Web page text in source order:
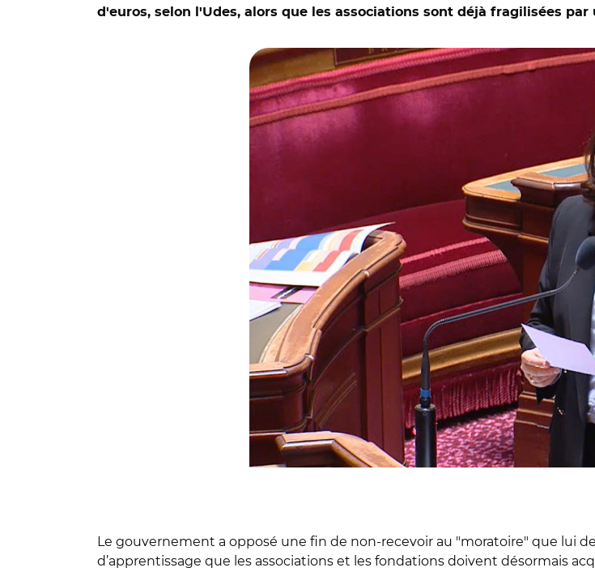
d'euros, selon l'Udes, alors que les associations sont déjà fragilisées
Le gouvernement a opposé une fin de non-recevoir au "moratoire" que lui
d’apprentissage que les associations et les fondations doivent désormais